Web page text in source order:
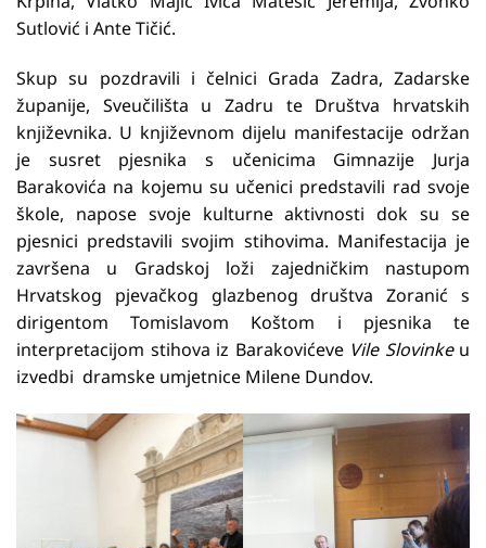
Sutlović i Ante Tičić.
Skup su pozdravili i čelnici Grada Zadra, Zadarske
županije, Sveučilišta u Zadru te Društva hrvatskih
književnika. U književnom dijelu manifestacije održan
je susret pjesnika s učenicima Gimnazije Jurja
Barakovića na kojemu su učenici predstavili rad svoje
škole, napose svoje kulturne aktivnosti dok su se
pjesnici predstavili svojim stihovima. Manifestacija je
završena u Gradskoj loži zajedničkim nastupom
Hrvatskog pjevačkog glazbenog društva Zoranić s
dirigentom Tomislavom Koštom i pjesnika te
interpretacijom stihova iz Barakovićeve Vile Slovinkeu
izvedbi dramske umjetnice Milene Dundov.